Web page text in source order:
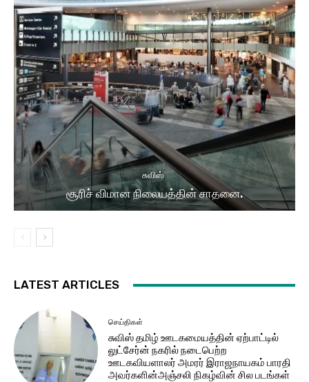
சுவிஸ்
சூரிச் விமான நிலையத்தின் சாதனை.
LATEST ARTICLES
செய்திகள்
சுவிஸ் தமிழ் ஊடகமையத்தின் ஏற்பாட்டில்
லுட்சேர்ன் நகரில் நடைபெற்ற
ஊடகவியளாலர் அமரர் இராஜநாயகம் பாரதி
அவர்களின்அஞ்சலி நிகழ்வின் சில படங்கள்